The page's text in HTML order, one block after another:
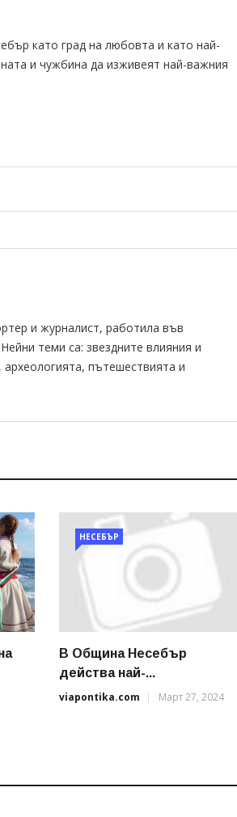
като град на любовта и като най-
и чужбина да изживеят най-важния
и журналист, работила във
теми са: звездните влияния и
пътешествията и
НЕСЕБЪР
В Община Несебър
действа най-...
viapontika.com
Март 27, 2024